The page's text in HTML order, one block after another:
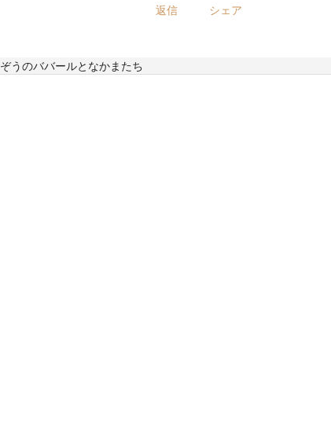
返信 シェア
ぞうのババールとなかまたち